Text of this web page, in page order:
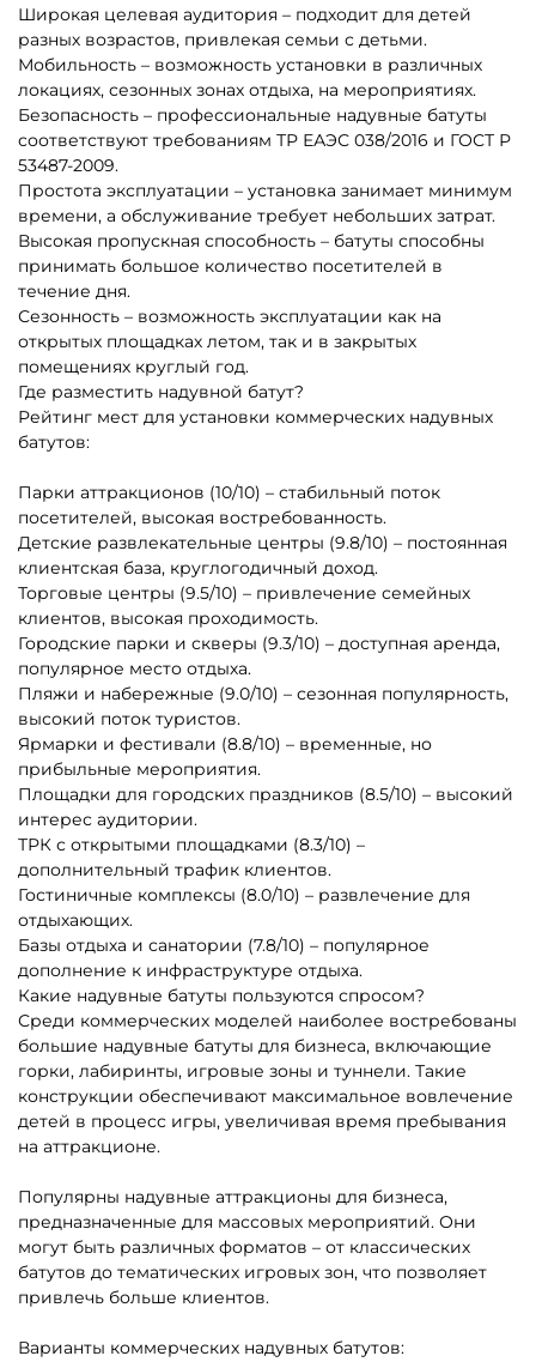
В НАЛИЧИИ
B-16123 Коммерческий
надувной батут «Сафари
Ультра 2», 12*6*7 м
От 452 500 ₽
В НАЛИЧИИ
горкой 7 х 4,7х 5м
325 710 ₽
Показать еще
1 2 3 … 73
Другие интересные категории
Батуты для бизнеса в
наличии
Каркасные батуты